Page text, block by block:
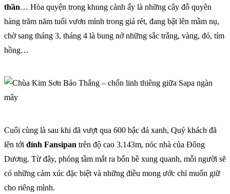
thần… Hòa quyện trong khung cảnh ấy là những cây đỗ quyên
hàng trăm năm tuổi vươn mình trong giá rét, đang bật lên mầm nụ,
chờ sang tháng 3, tháng 4 là bung nở những sắc trắng, vàng, đỏ, tím
hồng…
Cuối cùng là sau khi đã vượt qua 600 bậc đá xanh, Quý khách đã
lên tới đỉnh Fansipan trên độ cao 3.143m, nóc nhà của Đông
Dương. Từ đây, phóng tầm mắt ra bốn bề xung quanh, mỗi người sẽ
có những cảm xúc đặc biệt và những điều mong ước chỉ muốn giữ
cho riêng mình.